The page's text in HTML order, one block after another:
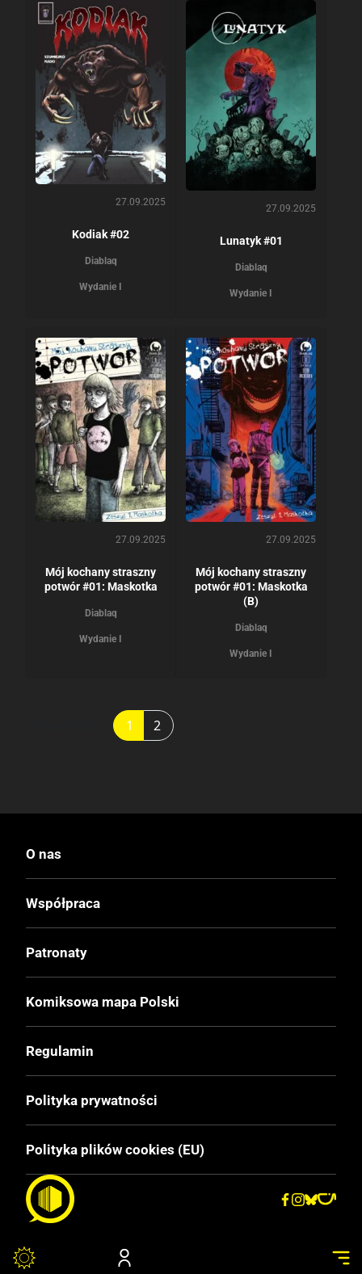
27.09.2025
Kodiak #02
Diablaq
Wydanie I
27.09.2025
Lunatyk #01
Diablaq
Wydanie I
27.09.2025
Mój kochany straszny
potwór #01: Maskotka
Diablaq
Wydanie I
27.09.2025
Mój kochany straszny
potwór #01: Maskotka
(B)
Diablaq
Wydanie I
1 2
O nas
Współpraca
Patronaty
Komiksowa mapa Polski
Regulamin
Polityka prywatności
Polityka plików cookies (EU)